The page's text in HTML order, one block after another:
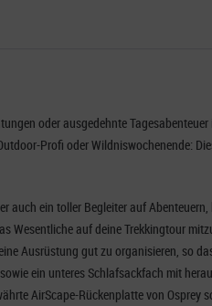
oder ausgedehnte
Profi oder Wildniswochenende:
auch ein toller Begleiter auf
auf deine Trekkingtour
Ausrüstung gut zu organisieren, so
ein unteres Schlafsackfach mit
AirScape-Rückenplatte von